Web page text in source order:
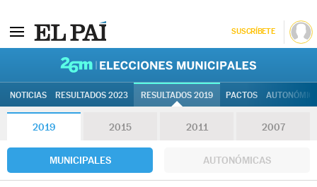
SUSCRÍBETE
NOTICIAS RESULTADOS 2023 RESULTADOS 2019 PACTOS
2019 2015 2011 2007
MUNICIPALES AUTONÓMICAS